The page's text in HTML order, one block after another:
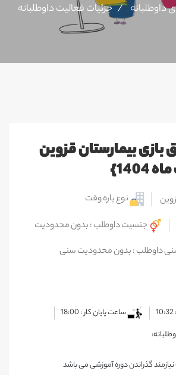
داوطلبانه جزئیات فعالیت‌ داوطلبانه
بازی بیمارستان قزوین
نوع پاره وقت
جنسیت داوطلب : بدون محدودیت
داوطلب : بدون محدودیت سنی
ساعت پایان کار : 18:00
گذراندن دوره آموزشی می باشد